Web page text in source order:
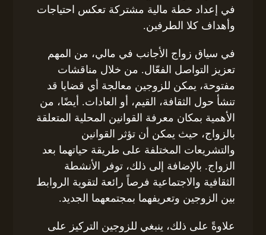
في إعداد خطة مالية مشتركة تعكس احتياجات
وأهداف كلا الطرفين.
في سياق زواج الأجانب في مالي، من المهم
تعزيز التواصل الفعّال. من خلال مناقشات
مفتوحة، يمكن للزوجين معالجة أي قضايا قد
تنشأ حول الثقافة، القيم، أو العادات. أيضًا، من
الأهمية بمكان معرفة القوانين المحلية المتعلقة
بالزواج، حيث يمكن أن تؤثر القوانين
والتشريعات المختلفة على طريقة حياتهما بعد
الزواج. بالإضافة إلى ذلك، توفر الأنشطة
الثقافية والاجتماعية فرصاً رائعة لتقوية الروابط
بين الزوجين وتعريفهما بمجتمعهما الجديد.
علاوةً على ذلك، ينبغي للزوجين التركيز على